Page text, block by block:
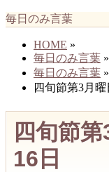
毎日のみ言葉
HOME »
毎日のみ言葉 »
毎日のみ言葉 »
四旬節第3月曜
四旬節
16日